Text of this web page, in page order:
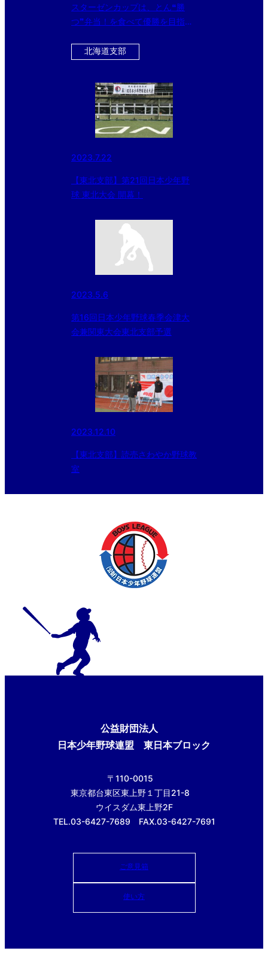
スターゼンカップは、とん❝勝
つ❞弁当！を食べて優勝を目指そ
北海道支部
2023.7.22
【東北支部】第21回日本少年野
球 東北大会 開幕！
2023.5.6
第16回日本少年野球春季会津大
会兼関東大会東北支部予選
2023.12.10
【東北支部】読売さわやか野球教
室
公益財団法人
日本少年野球連盟 東日本ブロック
〒110-0015
東京都台東区東上野１丁目21-8
ウイスダム東上野2F
TEL.03-6427-7689 FAX.03-6427-7691
ご意見箱
使い方